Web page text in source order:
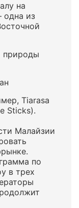
на
одна из
природы
Tiarasa
Sticks).
Малайзии
по
в трех